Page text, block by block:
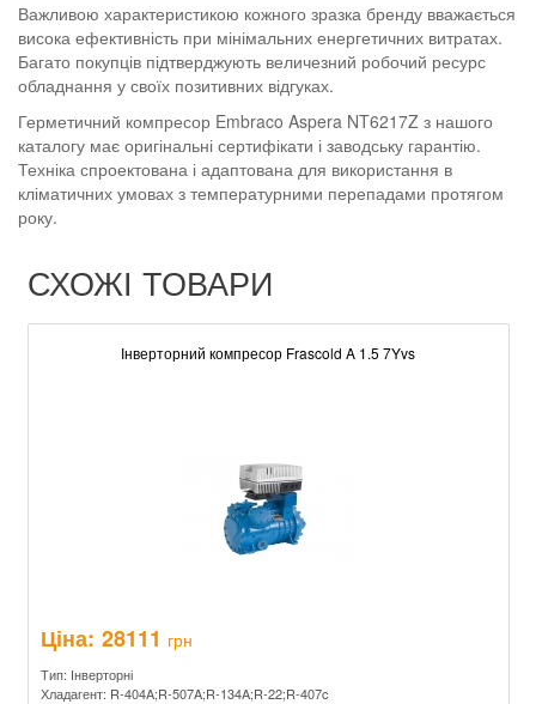
Важливою характеристикою кожного зразка бренду вважається
висока ефективність при мінімальних енергетичних витратах.
Багато покупців підтверджують величезний робочий ресурс
обладнання у своїх позитивних відгуках.
Герметичний компресор Embraco Aspera NT6217Z з нашого
каталогу має оригінальні сертифікати і заводську гарантію.
Техніка спроектована і адаптована для використання в
кліматичних умовах з температурними перепадами протягом
року.
СХОЖІ ТОВАРИ
Інверторний компресор Frascold A 1.5 7Yvs
Ціна: 28111 грн
Тип: Інверторні
Хладагент: R-404A;R-507A;R-134A;R-22;R-407c